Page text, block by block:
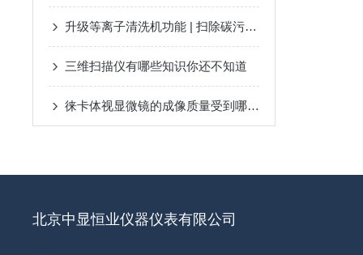
升级等离子清洗机功能 | 扫除碳污染，时刻确保您的设备洁净如初
三维扫描仪有哪些知识你还不知道
徕卡体视显微镜的成像质量受到哪些因素的影响？
北京中显恒业仪器仪表有限公司